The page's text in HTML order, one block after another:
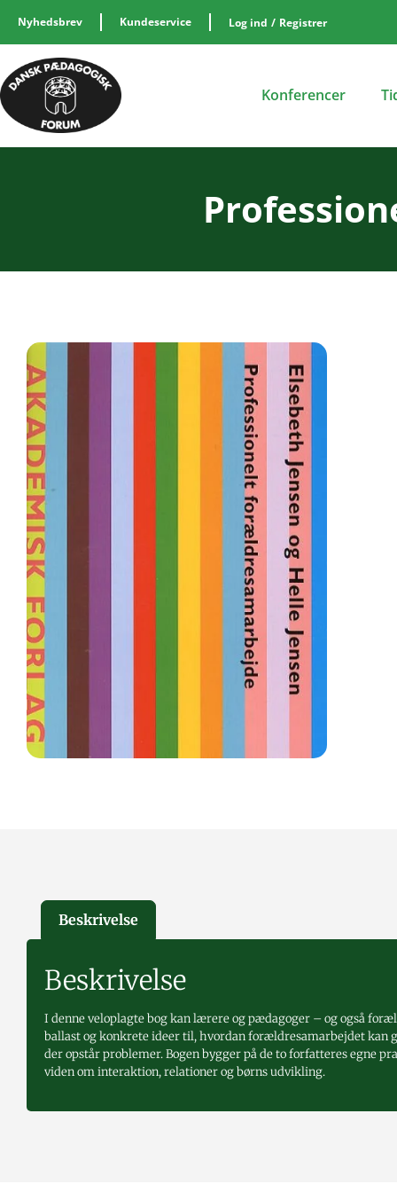
Nyhedsbrev Kundeservice Log ind / Registrer
Konferencer
Beskrivelse
Beskrivelse
I denne veloplagte bog kan lærere og pædagoger – og også
ballast og konkrete ideer til, hvordan forældresamarbejdet kan
der opstår problemer. Bogen bygger på de to forfatteres egne
viden om interaktion, relationer og børns udvikling.